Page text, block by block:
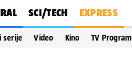
SCI/TECH EXPRESS
serije Video Kino TV Program